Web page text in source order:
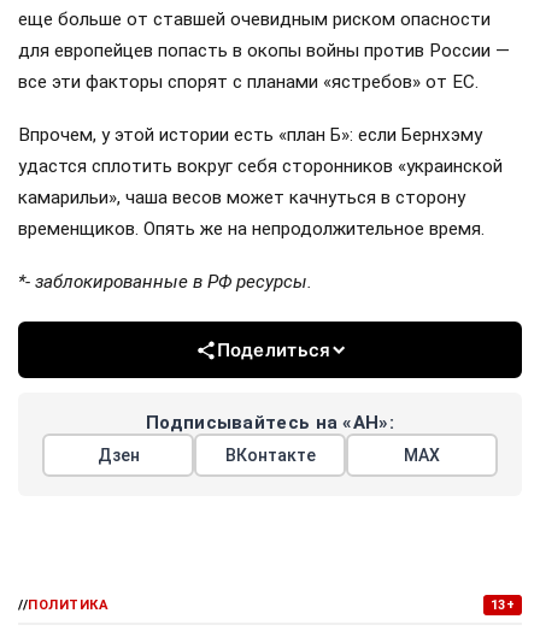
еще больше от ставшей очевидным риском опасности
для европейцев попасть в окопы войны против России —
все эти факторы спорят с планами «ястребов» от ЕС.
Впрочем, у этой истории есть «план Б»: если Бернхэму
удастся сплотить вокруг себя сторонников «украинской
камарильи», чаша весов может качнуться в сторону
временщиков. Опять же на непродолжительное время.
*- заблокированные в РФ ресурсы.
Поделиться
Подписывайтесь на «АН»:
Дзен ВКонтакте МАХ
//ПОЛИТИКА 13+